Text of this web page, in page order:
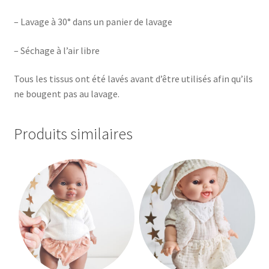
– Lavage à 30° dans un panier de lavage
– Séchage à l’air libre
Tous les tissus ont été lavés avant d’être utilisés afin qu’ils
ne bougent pas au lavage.
Produits similaires